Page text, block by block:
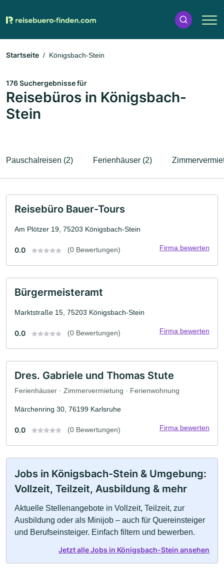
Startseite Königsbach-Stein
176 Suchergebnisse für
Reisebüros in Königsbach-
Stein
Pauschalreisen (2) Ferienhäuser (2)
Reisebüro Bauer-Tours
Am Plötzer 19, 75203 Königsbach-Stein
0.0 (0 Bewertungen) Firma bewerten
Bürgermeisteramt
Marktstraße 15, 75203 Königsbach-Stein
0.0 (0 Bewertungen) Firma bewerten
Dres. Gabriele und Thomas Stute
Ferienhäuser · Zimmervermietung · Ferienwohnung
Märchenring 30, 76199 Karlsruhe
0.0 (0 Bewertungen) Firma bewerten
Jobs in Königsbach-Stein & Umgebung:
Vollzeit, Teilzeit, Ausbildung & mehr
Aktuelle Stellenangebote in Vollzeit, Teilzeit, zur
Ausbildung oder als Minijob – auch für Quereinsteiger
und Berufseinsteiger. Einfach filtern und bewerben.
Jetzt alle Jobs in Königsbach-Stein ansehen